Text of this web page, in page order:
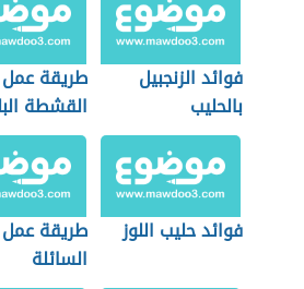
فوائد الزنجبيل
بالحليب
طريقة عمل
القشطة
فوائد حليب اللوز
طريقة عمل
السائلة